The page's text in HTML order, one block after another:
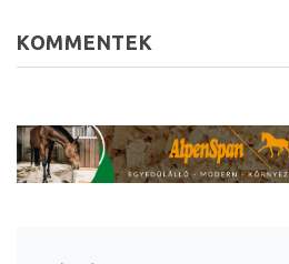
KOMMENTEK